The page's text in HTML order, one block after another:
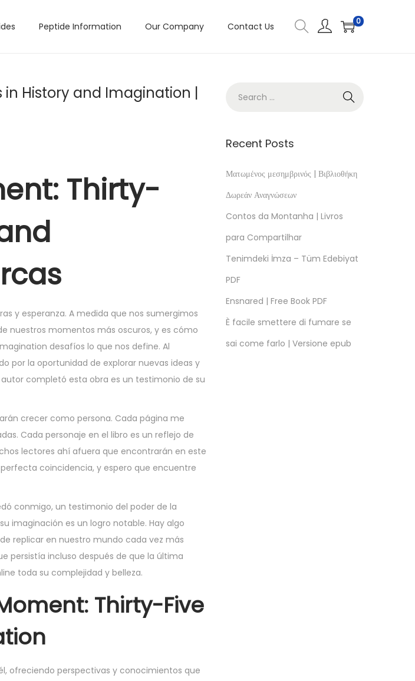
Peptide Information Our Company Contact Us 0
History and Imagination |
Thirty-
y esperanza. A medida que nos sumergimos
nuestros momentos más oscuros, y es cómo
desafíos lo que nos define. Al
por la oportunidad de explorar nuevas ideas y
completó esta obra es un testimonio de su
crecer como persona. Cada página me
Cada personaje en el libro es un reflejo de
lectores ahí afuera que encontrarán en este
coincidencia, y espero que encuentre
conmigo, un testimonio del poder de la
imaginación es un logro notable. Hay algo
replicar en nuestro mundo cada vez más
persistía incluso después de que la última
toda su complejidad y belleza.
Thirty-Five
ofreciendo perspectivas y conocimientos que
Recent Posts
Ματωμένος μεσημβρινός | Βιβλιοθήκη
Δωρεάν Αναγνώσεων
Contos da Montanha | Livros
para Compartilhar
Tenimdeki İmza – Tüm Edebiyat
PDF
Ensnared | Free Book PDF
È facile smettere di fumare se
sai come farlo | Versione epub